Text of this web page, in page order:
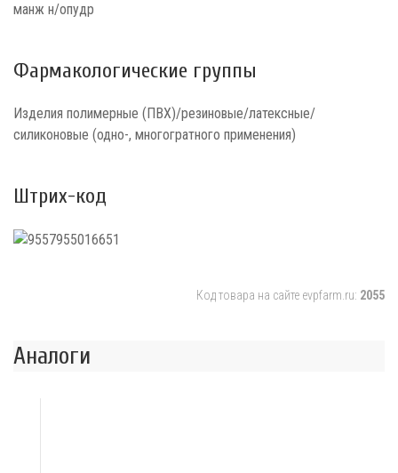
манж н/опудр
Фармакологические группы
Изделия полимерные (ПВХ)/резиновые/латексные/
силиконовые (одно-, многогратного применения)
Штрих-код
Код товара на сайте evpfarm.ru: 2055
Аналоги